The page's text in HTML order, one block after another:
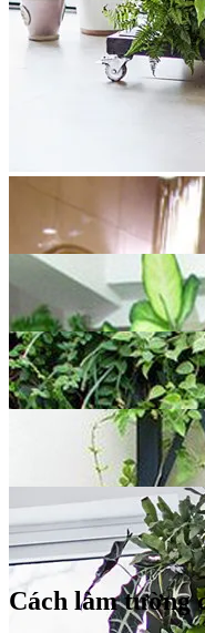
Cách làm tường